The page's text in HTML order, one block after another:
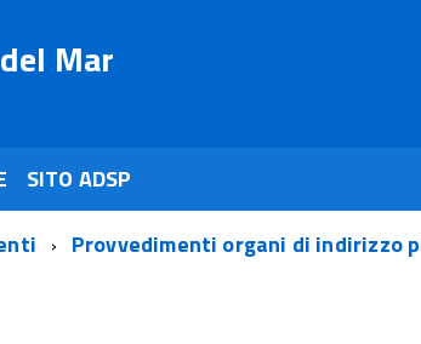
Mar
SITO ADSP
Provvedimenti organi di indirizzo